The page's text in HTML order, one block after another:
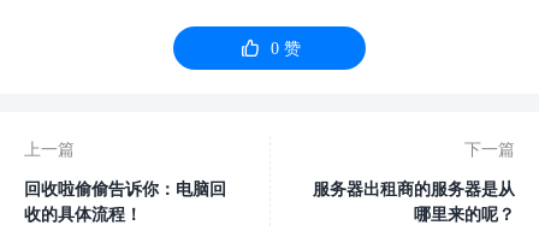
 0赞
上一篇
回收啦偷偷告诉你：电脑回
收的具体流程！
下一篇
服务器出租商的服务器是从
哪里来的呢？